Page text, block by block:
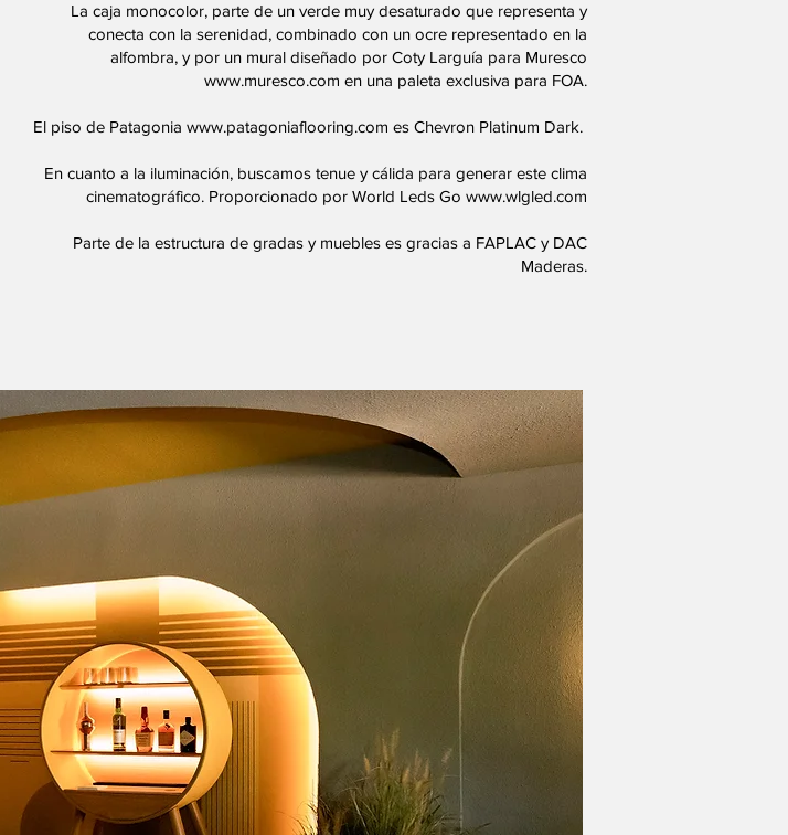
La caja monocolor, parte de un verde muy desaturado que representa y
conecta con la serenidad, combinado con un ocre representado en la
alfombra, y por un mural diseñado por Coty Larguía para Muresco
www.muresco.com en una paleta exclusiva para FOA.
El piso de Patagonia www.patagoniaflooring.com es Chevron Platinum Dark.
En cuanto a la iluminación, buscamos tenue y cálida para generar este clima
cinematográfico. Proporcionado por World Leds Go www.wlgled.com
Parte de la estructura de gradas y muebles es gracias a FAPLAC y DAC
Maderas.